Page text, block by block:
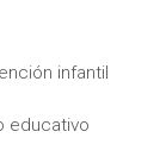
infantil
educativo